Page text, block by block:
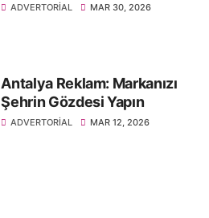
ADVERTORIAL MAR 30, 2026
Antalya Reklam: Markanızı
Şehrin Gözdesi Yapın
ADVERTORIAL MAR 12, 2026